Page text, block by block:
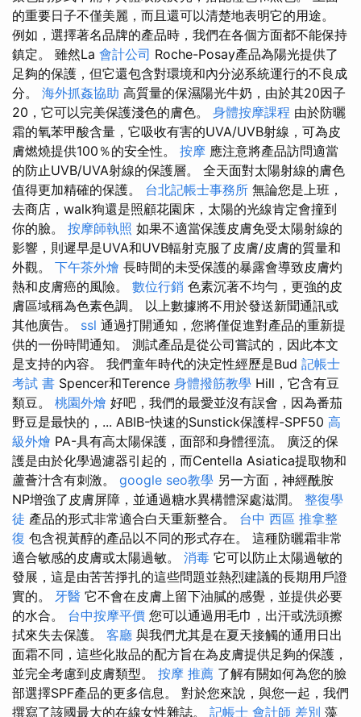
的重要日子不僅美麗，而且還可以清楚地表明它的用途。
例如，選擇著名品牌的產品時，我們在各個方面都不能保持
鎮定。 雖然La 會計公司 Roche-Posay產品為陽光提供了
足夠的保護，但它還包含對環境和內分泌系統運行的不良成
分。 海外抓姦協助 高質量的保濕陽光牛奶，由於其20因子
20，它可以完美保護淺色的膚色。 身體按摩課程 由於防曬
霜的氧苯甲酸含量，它吸收有害的UVA/UVB射線，可為皮
膚燃燒提供100％的安全性。 按摩 應注意將產品訪問適當
的防止UVB/UVA射線的保護層。 全天面對太陽射線的膚色
值得更加精確的保護。 台北記帳士事務所 無論您是上班，
去商店，walk狗還是照顧花園床，太陽的光線肯定會撞到
你的臉。 按摩師執照 如果不適當保護皮膚免受太陽射線的
影響，則遲早是UVA和UVB輻射克服了皮膚/皮膚的質量和
外觀。 下午茶外燴 長時間的未受保護的暴露會導致皮膚灼
熱和皮膚癌的風險。 數位行銷 色素沉著不均勻，更強的皮
膚區域稱為色素色調。 以上數據將不用於發送新聞通訊或
其他廣告。 ssl 通過打開通知，您將僅促進對產品的重新提
供的一份時間通知。 測試產品是從公司嘗試的，因此本文
是支持的內容。 我們童年時代的決定性經歷是Bud 記帳士
考試 書 Spencer和Terence 身體撥筋教學 Hill，它含有豆
類豆。 桃園外燴 好吧，我們的最愛並沒有誤會，因為番茄
野豆是最快的，... ABIB-快速的Sunstick保護桿-SPF50 高
級外燴 PA-具有高太陽保護，面部和身體徑流。 廣泛的保
護是由於化學過濾器引起的，而Centella Asiatica提取物和
蘆薈汁含有刺激。 google seo教學 另一方面，神經酰胺
NP增強了皮膚屏障，並通過糖水異構體深處滋潤。 整復學
徒 產品的形式非常適合白天重新整合。 台中 西區 推拿整
復 包含視黃醇的產品以不同的形式存在。 這種防曬霜非常
適合敏感的皮膚或太陽過敏。 消毒 它可以防止太陽過敏的
發展，這是由苦苦掙扎的這些問題並熱烈建議的長期用戶證
實的。 牙醫 它不會在皮膚上留下油膩的感覺，並提供必要
的水合。 台中按摩平價 您可以通過用毛巾，出汗或洗頭擦
拭來失去保護。 客廳 與我們尤其是在夏天接觸的通用日出
面霜不同，這些化妝品的配方旨在為皮膚提供足夠的保護，
並完全考慮到皮膚類型。 按摩 推薦 了解有關如何為您的臉
部選擇SPF產品的更多信息。 對於您來說，與您一起，我們
撰寫了該國最大的在線女性雜誌。 記帳士 會計師 差別 藻